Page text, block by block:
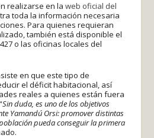
realizarse en laweb oficial del
toda la información necesaria
Para quienes requieran
también está disponible el
o las oficinas locales del
en que este tipo de
el déficit habitacional, así
reales a quienes están fuera
Sin duda, es uno de los objetivos
Yamandú Orsi: promover distintas
pueda conseguir la primera